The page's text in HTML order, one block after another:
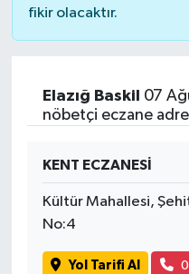
fikir olacaktır.
Elazığ Baskil
07
nöbetçi eczane
KENT ECZANESİ
Kültür Mahallesi,
No:4
Yol Tarifi Al